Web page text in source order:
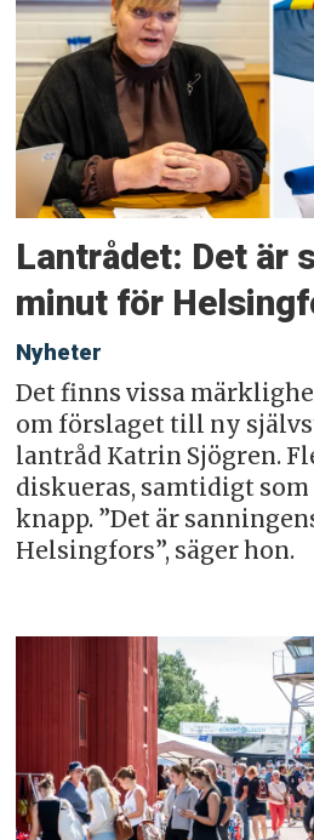
Lantrådet: Det är
minut för
Nyheter
Det finns vissa
om förslaget till ny
lantråd Katrin Sjögren.
diskueras, samtidigt
knapp. ”Det är
Helsingfors”, säger hon.